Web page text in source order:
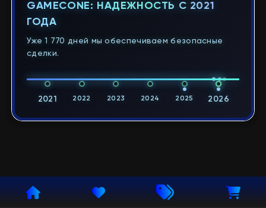
GAMECONE: НАДЕЖНОСТЬ С 2021
ГОДА
Уже 1 770 дней мы обеспечиваем безопасные
сделки.
2021 2022 2023 2024 2025 2026